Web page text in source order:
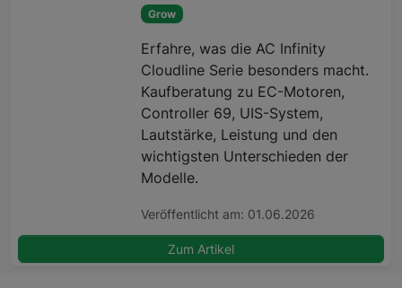
Grow
Erfahre, was die AC Infinity
Cloudline Serie besonders macht.
Kaufberatung zu EC-Motoren,
Controller 69, UIS-System,
Lautstärke, Leistung und den
wichtigsten Unterschieden der
Modelle.
Veröffentlicht am: 01.06.2026
Zum Artikel